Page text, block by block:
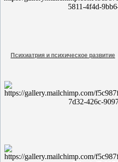
Психиатрия и психическое развитие